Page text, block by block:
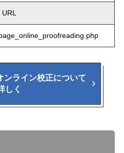
URL
ンライン校正について
しく